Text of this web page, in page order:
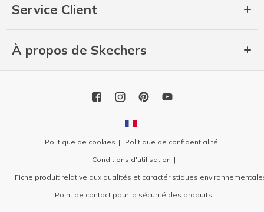
Service Client
À propos de Skechers
Politique de cookies
Politique de confidentialité
Conditions d'utilisation
Fiche produit relative aux qualités et caractéristiques
Point de contact pour la sécurité des produits